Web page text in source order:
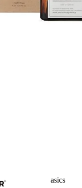
asics